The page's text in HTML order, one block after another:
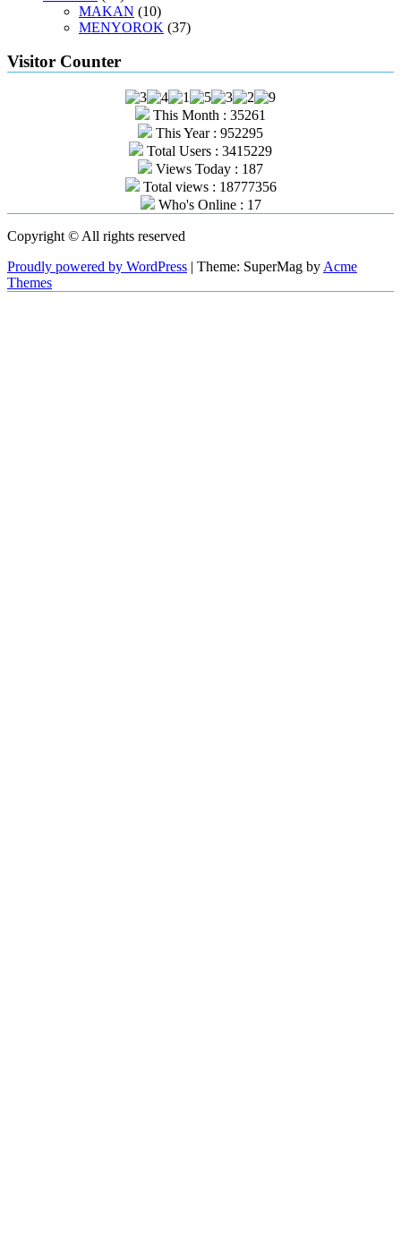
MAKAN (10)
MENYOROK (37)
Visitor Counter
This Month : 35261
This Year : 952295
Total Users : 3415229
Views Today : 187
Total views : 18777356
Who's Online : 17
Copyright © All rights reserved
Proudly powered by WordPress | Theme: SuperMag by Acme
Themes